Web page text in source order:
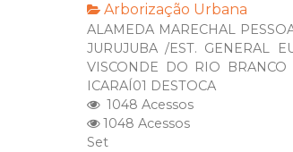
Arborização Urbana
ALAMEDA MARECHAL
JURUJUBA /EST. GENERAL
VISCONDE DO RIO
ICARAÍ01 DESTOCA
1048 Acessos
1048 Acessos
Set